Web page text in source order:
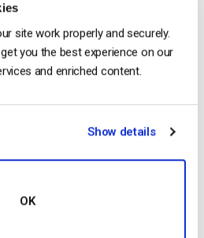
site work properly and securely.
you the best experience on our
and enriched content.
Show details
OK
Romero
product marketing manager
friends at IBM Cloud Video.